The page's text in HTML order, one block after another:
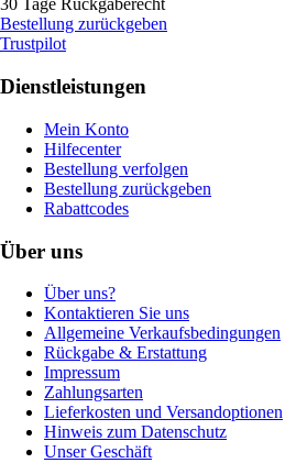
30 Tage Rückgaberecht
Bestellung zurückgeben
Trustpilot
Dienstleistungen
Mein Konto
Hilfecenter
Bestellung verfolgen
Bestellung zurückgeben
Rabattcodes
Über uns
Über uns?
Kontaktieren Sie uns
Allgemeine Verkaufsbedingungen
Rückgabe & Erstattung
Impressum
Zahlungsarten
Lieferkosten und Versandoptionen
Hinweis zum Datenschutz
Unser Geschäft